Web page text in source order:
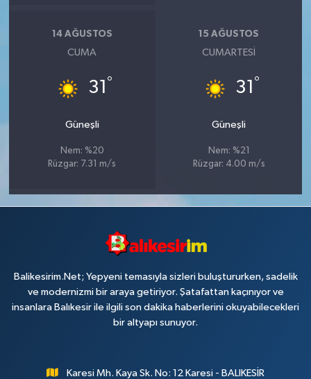
14 AĞUSTOS
CUMA
31 °
Güneşli
Nem: %20
Rüzgar: 7.31 m/s
15 AĞUSTOS
CUMARTESI
31 °
Güneşli
Nem: %21
Rüzgar: 4.00 m/s
Balikesirim.Net; Yepyeni temasıyla sizleri buluştururken, sadelik
ve modernizmi bir araya getiriyor. Şatafattan kaçınıyor ve
insanlara Balıkesir ile ilgili son dakika haberlerini okuyabilecekleri
bir altyapı sunuyor.
Karesi Mh. Kaya Sk. No: 12 Karesi - BALIKESİR